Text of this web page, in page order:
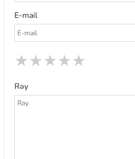
E-mail
★
★
★
★
★
Rəy